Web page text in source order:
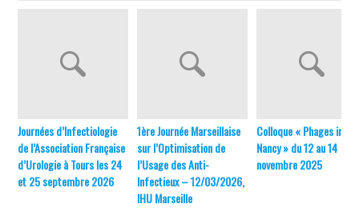
Journées d’Infectiologie
de l’Association Française
d’Urologie à Tours les 24
et 25 septembre 2026
1ère Journée Marseillaise
sur l’Optimisation de
l’Usage des Anti-
Infectieux – 12/03/2026,
IHU Marseille
Colloque « Phages in
Nancy » du 12 au 14
novembre 2025